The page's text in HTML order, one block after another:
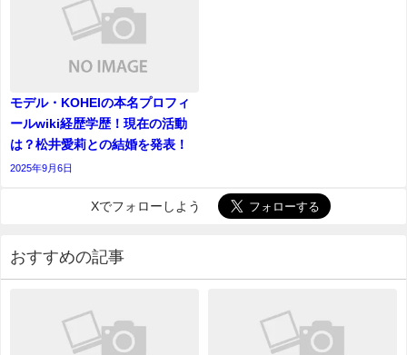
モデル・KOHEIの本名プロフィ
ールwiki経歴学歴！現在の活動
は？松井愛莉との結婚を発表！
2025年9月6日
Xでフォローしよう
おすすめの記事